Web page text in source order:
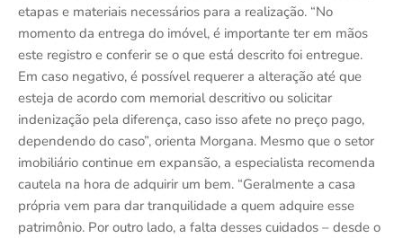
etapas e materiais necessários para a realização. “No
momento da entrega do imóvel, é importante ter em mãos
este registro e conferir se o que está descrito foi entregue.
Em caso negativo, é possível requerer a alteração até que
esteja de acordo com memorial descritivo ou solicitar
indenização pela diferença, caso isso afete no preço pago,
dependendo do caso”, orienta Morgana. Mesmo que o setor
imobiliário continue em expansão, a especialista recomenda
cautela na hora de adquirir um bem. “Geralmente a casa
própria vem para dar tranquilidade a quem adquire esse
patrimônio. Por outro lado, a falta desses cuidados – desde o